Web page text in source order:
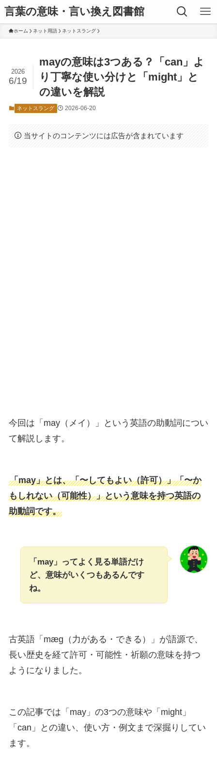
言葉の意味・言い換え図書館
ホーム ネット用語 ネットスラング
mayの意味は3つある？「can」よ
り丁寧な使い分けと「might」と
の違いを解説
2026
6/19
ネットスラング 2026-06-20
当サイトのコンテンツには広告が含まれています
今回は「may（メイ）」という英語の助動詞につい
て解説します。
「may」とは、「〜してもよい（許可）」「〜か
もしれない（可能性）」という意味を持つ英語の
助動詞です。
「may」ってよく見る単語だけ
ど、意味がいくつもあるんです
ね。
古英語「mæg（力がある・できる）」が語源で、
長い歴史を経て許可・可能性・祈願の意味を持つ
ようになりました。
この記事では「may」の3つの意味や「might」
「can」との違い、使い方・例文まで深掘りしてい
ます。